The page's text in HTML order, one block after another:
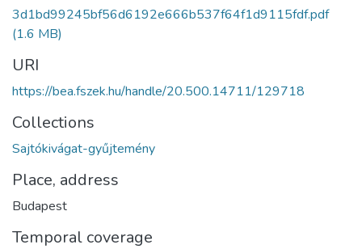
3d1bd99245bf56d6192e666b537f64f1d9115fdf.pdf
(1.6 MB)
URI
https://bea.fszek.hu/handle/20.500.14711/129718
Collections
Sajtókivágat-gyűjtemény
Place, address
Budapest
Temporal coverage